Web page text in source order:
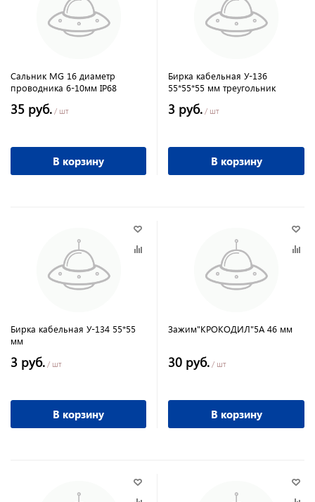
Сальник MG 16 диаметр
проводника 6-10мм IP68
35 руб. / шт
В корзину
Бирка кабельная У-136
55*55*55 мм треугольник
3 руб. / шт
В корзину
Бирка кабельная У-134 55*55
мм
3 руб. / шт
В корзину
Зажим"КРОКОДИЛ"5А 46 мм
30 руб. / шт
В корзину